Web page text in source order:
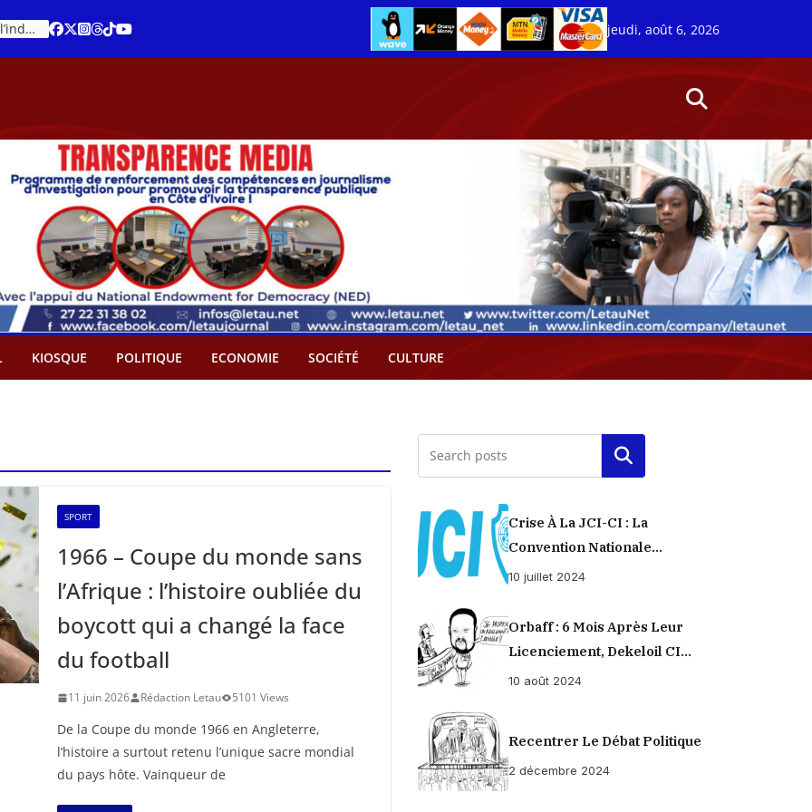
An 66 de la Côte d’Ivoire : Célébration de l’indépendance ou cérémonie d’hommage à Ouattara ?
jeudi, août 6, 2026
KIOSQUE POLITIQUE ECONOMIE SOCIÉTÉ CULTURE
SPORT
1966 – Coupe du monde sans
l’Afrique : l’histoire oubliée du
boycott qui a changé la face
du football
11 juin 2026 Rédaction Letau 5101 Views
De la Coupe du monde 1966 en Angleterre,
l’histoire a surtout retenu l’unique sacre mondial
du pays hôte. Vainqueur de
Rechercher
Crise À La JCI-CI : La
Convention Nationale
Provisoirement Suspendue
10 juillet 2024
Orbaff : 6 Mois Après Leur
Licenciement, Dekeloil CI
Propose À Ses Ex-Ouvriers Un
10 août 2024
Recentrer Le Débat Politique
2 décembre 2024